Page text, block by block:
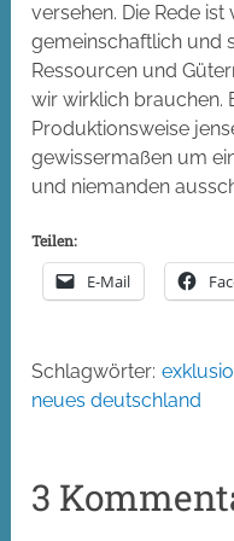
versehen. Die Rede
gemeinschaftlich und
Ressourcen und
wir wirklich brauchen.
Produktionsweise
gewissermaßen um
und niemanden
Teilen:
E-Mail
Schlagwörter:
neues deutschland
3